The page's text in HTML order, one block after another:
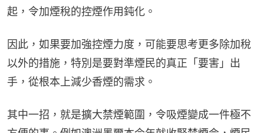
起，令加煙稅的控煙作用鈍化。
因此，如果要加強控煙力度，可能要思考更多除加稅
以外的措施，特別是要對準煙民的真正「要害」出
手，從根本上減少香煙的需求。
其中一招，就是擴大禁煙範圍，令吸煙變成一件極不